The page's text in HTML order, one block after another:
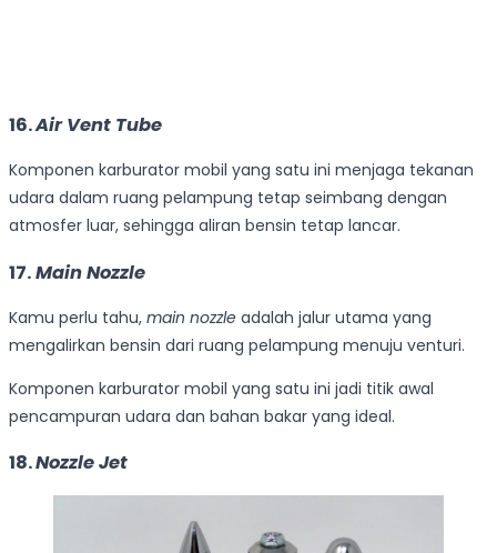
16.Air Vent Tube
Komponen karburator mobil yang satu ini menjaga tekanan
udara dalam ruang pelampung tetap seimbang dengan
atmosfer luar, sehingga aliran bensin tetap lancar.
17.Main Nozzle
Kamu perlu tahu, main nozzle adalah jalur utama yang
mengalirkan bensin dari ruang pelampung menuju venturi.
Komponen karburator mobil yang satu ini jadi titik awal
pencampuran udara dan bahan bakar yang ideal.
18.Nozzle Jet